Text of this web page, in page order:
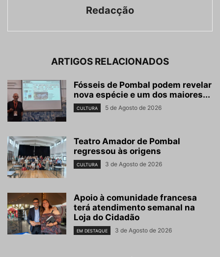
Redacção
ARTIGOS RELACIONADOS
Fósseis de Pombal podem revelar
nova espécie e um dos maiores...
CULTURA 5 de Agosto de 2026
Teatro Amador de Pombal
regressou às origens
CULTURA 3 de Agosto de 2026
Apoio à comunidade francesa
terá atendimento semanal na
Loja do Cidadão
EM DESTAQUE 3 de Agosto de 2026